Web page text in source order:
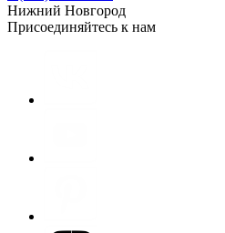
Нижний Новгород
Присоединяйтесь к нам